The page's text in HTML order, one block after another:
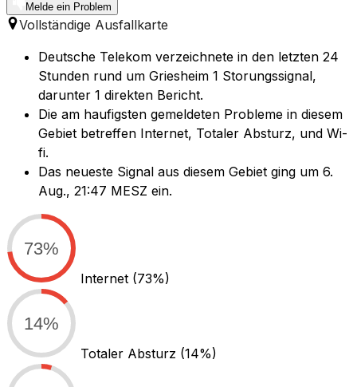
Melde ein Problem
Vollständige Ausfallkarte
Deutsche Telekom verzeichnete in den letzten 24
Stunden rund um Griesheim 1 Storungssignal,
darunter 1 direkten Bericht.
Die am haufigsten gemeldeten Probleme in diesem
Gebiet betreffen Internet, Totaler Absturz, und Wi-
fi.
Das neueste Signal aus diesem Gebiet ging um 6.
Aug., 21:47 MESZ ein.
73%
Internet (73%)
14%
Totaler Absturz (14%)